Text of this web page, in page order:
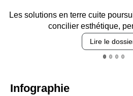
Les solutions en terre cuite
concilier esthétique,
Lire le dossier
Infographie